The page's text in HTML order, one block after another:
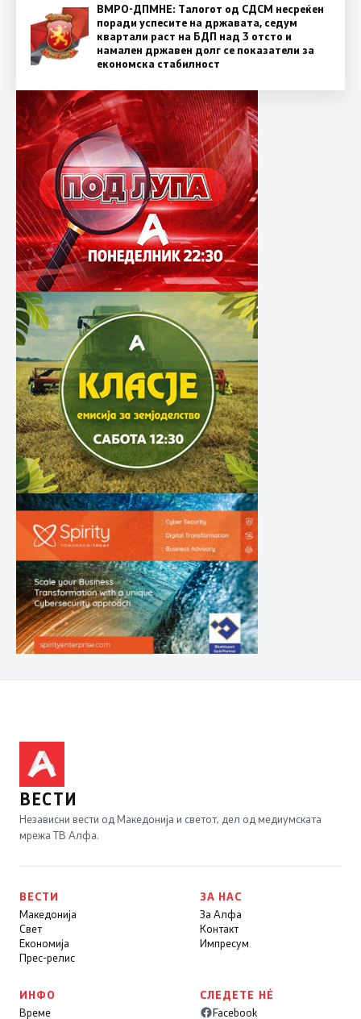
ВМРО-ДПМНЕ: Талогот од СДСМ несреќен
поради успесите на државата, седум
квартали раст на БДП над 3 отсто и
намален државен долг се показатели за
економска стабилност
ВЕСТИ
Независни вести од Македонија и светот, дел од медиумската
мрежа ТВ Алфа.
ВЕСТИ
Македонија
Свет
Економија
Прес-релис
ЗА НАС
За Алфа
Контакт
Импресум
ИНФО
Време
СЛЕДЕТЕ НÉ
Facebook